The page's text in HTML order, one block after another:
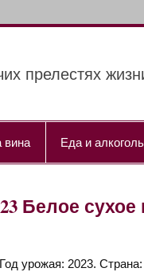
прелестях
вина Еда и алкоголь
Белое
урожая: 2023.